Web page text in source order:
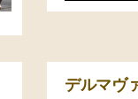
デルマヴ